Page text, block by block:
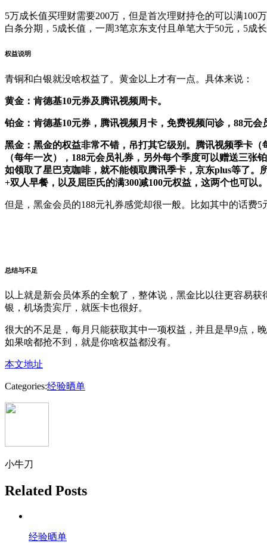
5万成长值买理财需要200万，但是首次理财持仓的可以满
白条分期，5成长值，一周3笔京东支付且单笔大于50元，5
权益说明
青铜和白银就没啥权益了。黄金以上才有一点。具体来说：
黄金：肯德基10元券及腾讯视频周卡。
铂金：肯德基10元券，腾讯视频月卡，免费视频问诊，88元
黑金：黑金的权益非常不错，吊打其它级别。腾讯视频季卡
（每年一次），188元会员礼券，另外每个季度可以赠送三
如领取了星巴克咖啡，就不能领取腾讯季卡，京东plus等了
+双人早餐，以及屈臣氏的满300减100元权益，这两个也可以。
但是，黑金会员的188元礼券感觉却很一般。比如其中的话费5
总结与不足
以上就是新会员体系的全貌了，整体说，黑金比以往更容易
银，机场贵宾厅，就医卡也很好。
很大的不足是，每月只能获取其中一项权益，并且是早9点，
如果啥都抢不到，就是你啥权益都没有。
本文地址
Categories:经验晒单
小牛刀
Related Posts
经验晒单